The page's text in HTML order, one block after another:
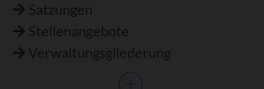
Satzungen
Stellenangebote
Verwaltungsgliederung